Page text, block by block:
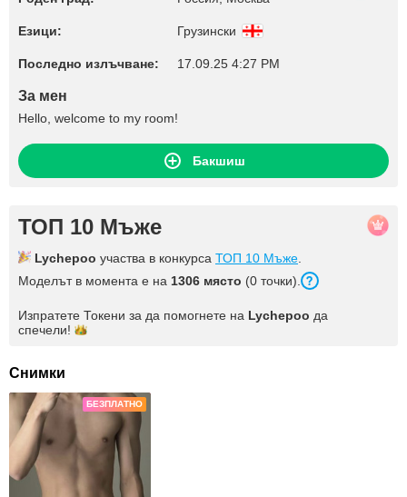
Езици: Грузински
Последно излъчване: 17.09.25 4:27 PM
За мен
Hello, welcome to my room!
Бакшиш
ТОП 10 Мъже
Lychepoo участва в конкурса ТОП 10 Мъже
Моделът в момента е на 1306 място (0 точки).
Изпратете Токени за да помогнете на Lychepoo да
спечели!
Снимки
БЕЗПЛАТНО